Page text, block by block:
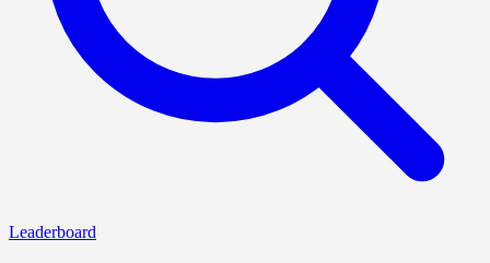
Leaderboard